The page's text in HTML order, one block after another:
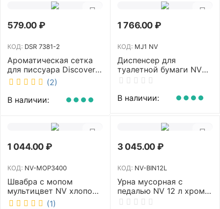
579.00₽
КОД: DSR 7381-2
Ароматическая сетка
для писсуара Discover
аромат Queen DSR
7381-2
(2)
В наличии:
1 766.00₽
КОД: MJ1 NV
Диспенсер для
туалетной бумаги NV
белый MJ1 NV
В наличии:
1 044.00₽
КОД: NV-MOP3400
Швабра с мопом
мультицвет NV хлопок
40 см NV-MOP3400
(1)
3 045.00₽
КОД: NV-BIN12L
Урна мусорная с
педалью NV 12 л хром
NV-BIN12L